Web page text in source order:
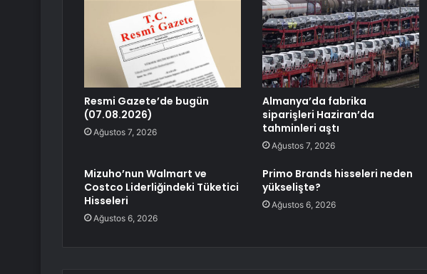
Resmi Gazete’de bugün
(07.08.2026)
Ağustos 7, 2026
Almanya’da fabrika
siparişleri Haziran’da
tahminleri aştı
Ağustos 7, 2026
Mizuho’nun Walmart ve
Costco Liderliğindeki Tüketici
Hisseleri
Ağustos 6, 2026
Primo Brands hisseleri neden
yükselişte?
Ağustos 6, 2026